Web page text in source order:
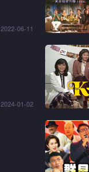
2022-06-11
2024-01-02